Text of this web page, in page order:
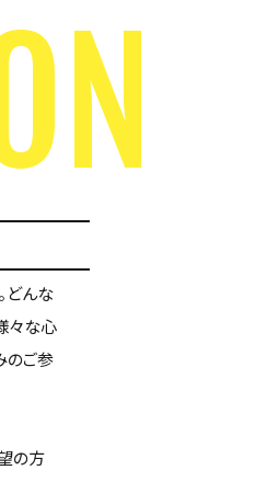
どんな
々な心
のご参
の方